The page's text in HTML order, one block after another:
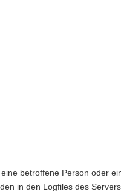
betroffene Person oder
in den Logfiles des